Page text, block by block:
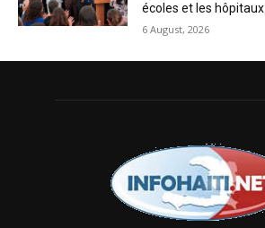
écoles et les hôpitaux
6 August, 2026